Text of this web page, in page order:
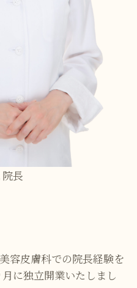
長
容皮膚科での院長経験を
に独立開業いたしまし